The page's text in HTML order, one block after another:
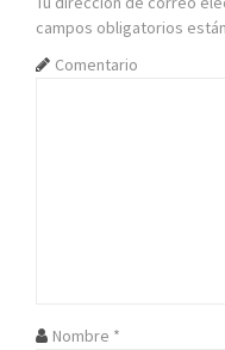
a
e
campos obligatorios
Comentario
Nombre *